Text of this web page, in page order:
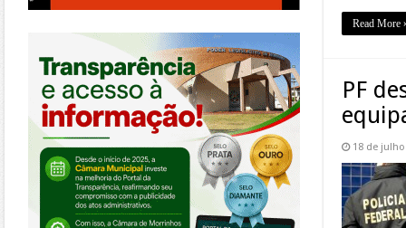
Read More
PF
18 de
https://morrinhos.go.leg.br/